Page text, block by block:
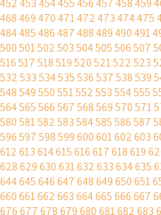
452453454455456457458459
468469470471472473474475
484485486487488489490491
500501502503504505506507
516517518519520521522523
532533534535536537538539
548549550551552553554555
564565566567568569570571
580581582583584585586587
596597598599600601602603
612613614615616617618619
628629630631632633634635
644645646647648649650651
660661662663664665666667
676677678679680681682683